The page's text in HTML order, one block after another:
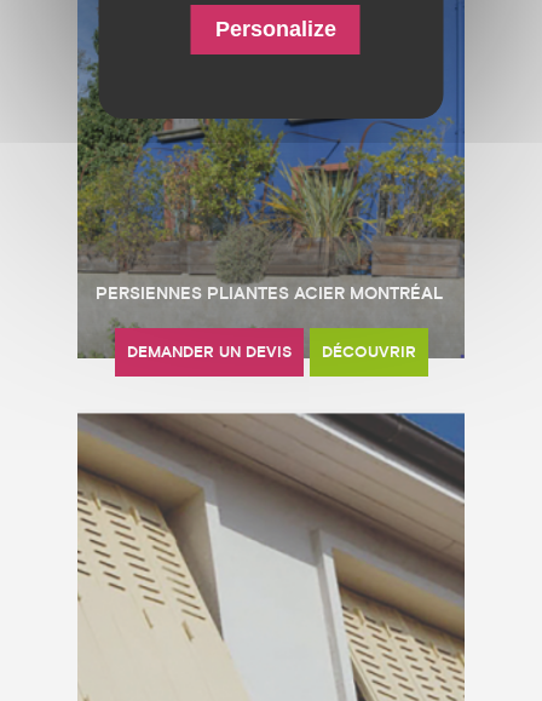
PERSIENNES PLIANTES ACIER MONTRÉAL
DEMANDER UN DEVIS DÉCOUVRIR
Personalize